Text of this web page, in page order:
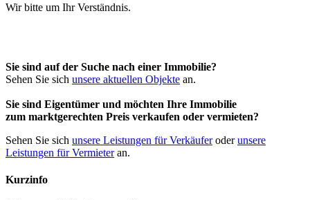
Wir bitte um Ihr Verständnis.
Sie sind auf der Suche nach einer Immobilie?
Sehen Sie sich unsere aktuellen Objekte an.
Sie sind Eigentümer und möchten Ihre Immobilie
zum marktgerechten Preis verkaufen oder vermieten?
Sehen Sie sich unsere Leistungen für Verkäuferoderunsere
Leistungen für Vermieteran.
Kurzinfo